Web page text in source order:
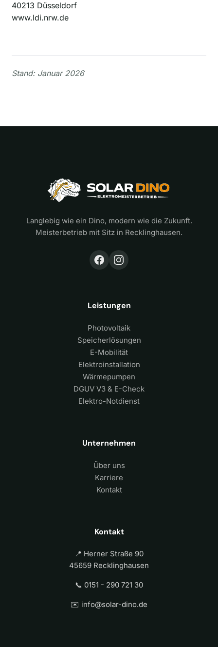
40213 Düsseldorf
www.ldi.nrw.de
Stand: Januar 2026
Langlebig wie ein Dino, modern wie die Zukunft.
Meisterbetrieb mit Sitz in Recklinghausen.
Leistungen
Photovoltaik
Speicherlösungen
E-Mobilität
Elektroinstallation
Wärmepumpen
DGUV V3 & E-Check
Elektro-Notdienst
Unternehmen
Über uns
Karriere
Kontakt
Kontakt
📍 Herner Straße 90
45659 Recklinghausen
📞 0151 - 290 721 30
✉️ info@solar-dino.de